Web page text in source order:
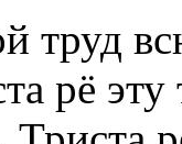
труд
рё